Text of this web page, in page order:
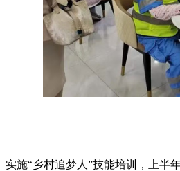
“乡村追梦人”技能培训，上半年